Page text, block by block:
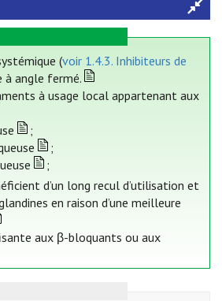
(voir 1.4.3. Inhibiteurs de
à angle fermé.
à usage local appartenant aux
;
;
;
d’un long recul d’utilisation et
en raison d’une meilleure
aux β-bloquants ou aux